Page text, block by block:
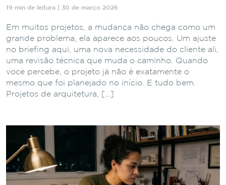
19 min de leitura | 30 de março 2026
Em muitos projetos, a mudança não chega como um
grande problema, ela aparece aos poucos. Um ajuste
no briefing aqui, uma nova necessidade do cliente ali,
uma revisão técnica que muda o caminho. Quando
você percebe, o projeto já não é exatamente o
mesmo que foi planejado no início. E tudo bem.
Projetos de arquitetura, […]